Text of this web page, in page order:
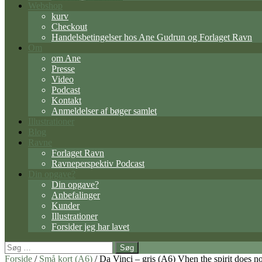
kurv
Checkout
Handelsbetingelser hos Ane Gudrun og Forlaget Ravn
Om
om Ane
Presse
Video
Podcast
Kontakt
Anmeldelser af bøger samlet
Forlaget Ravn
Ravneperspektiv Podcast
Din opgave?
Anbefalinger
Kunder
Illustrationer
Forsider jeg har lavet
Søg
efter:
Forside / Små kort (A6) / Da Vinci – gris (A6) Vhen the spirit does